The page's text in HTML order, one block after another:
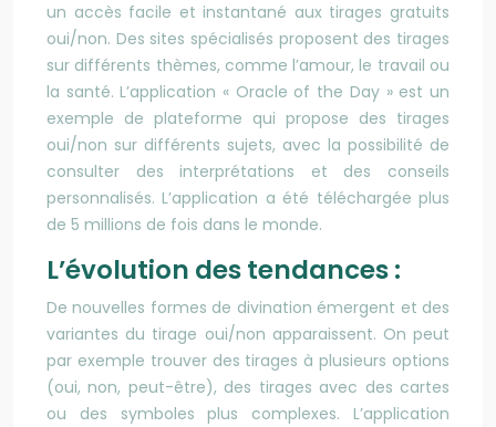
un accès facile et instantané aux tirages gratuits
oui/non. Des sites spécialisés proposent des tirages
sur différents thèmes, comme l’amour, le travail ou
la santé. L’application « Oracle of the Day » est un
exemple de plateforme qui propose des tirages
oui/non sur différents sujets, avec la possibilité de
consulter des interprétations et des conseils
personnalisés. L’application a été téléchargée plus
de 5 millions de fois dans le monde.
L’évolution des tendances :
De nouvelles formes de divination émergent et des
variantes du tirage oui/non apparaissent. On peut
par exemple trouver des tirages à plusieurs options
(oui, non, peut-être), des tirages avec des cartes
ou des symboles plus complexes. L’application